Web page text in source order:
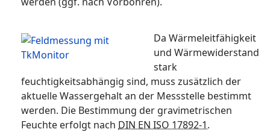
Da Wärmeleitfähigkeit
und Wärmewiderstand
stark
feuchtigkeitsabhängig sind, muss zusätzlich der
aktuelle Wassergehalt an der Messstelle bestimmt
werden. Die Bestimmung der gravimetrischen
Feuchte erfolgt nach DIN EN ISO 17892-1.